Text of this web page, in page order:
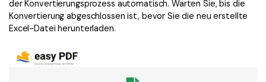
der Konvertierungsprozess automatisch. Warten Sie, bis die
Konvertierung abgeschlossen ist, bevor Sie die neu erstellte
Excel-Datei herunterladen.